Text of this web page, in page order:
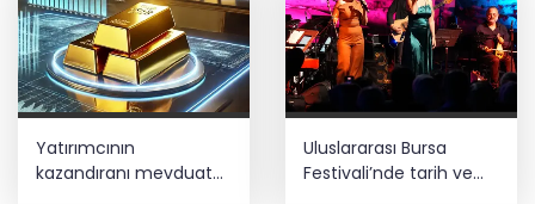
Yatırımcının
kazandıranı mevduat
faizi, kaybettireni altın
Uluslararası Bursa
Festivali’nde tarih ve
müzik buluştu